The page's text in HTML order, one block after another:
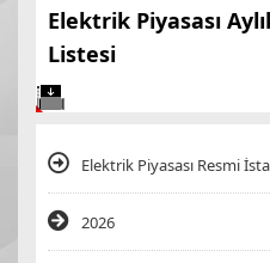
Elektrik Piyasası
Listesi
Elektrik Piyasası Resmi
2026